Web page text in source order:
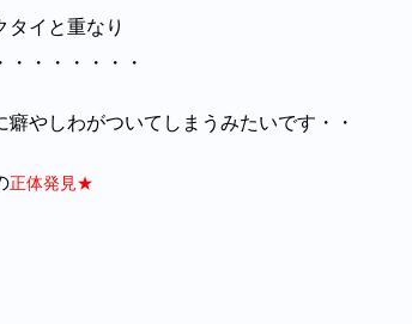
タイと重なり
・・・・・・
やしわがついてしまうみたいです・・
正体発見★